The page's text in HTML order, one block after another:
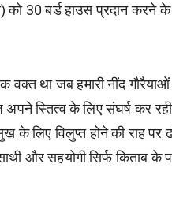
)को30बर्ड हाउस प्रदान करने के
वक्त था जब हमारी नींद गौरैयाओं
अपने स्तित्व के लिए संघर्ष कर रही
के लिए विलुप्त होने की राह पर
और सहयोगी सिर्फ किताब के